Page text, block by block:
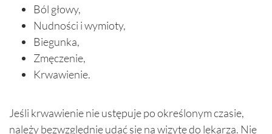
Ból głowy,
Nudności i wymioty,
Biegunka,
Zmęczenie,
Krwawienie.
Jeśli krwawienie nie ustępuje po określonym czasie,
należy bezwzględnie udać się na wizytę do lekarza. Nie